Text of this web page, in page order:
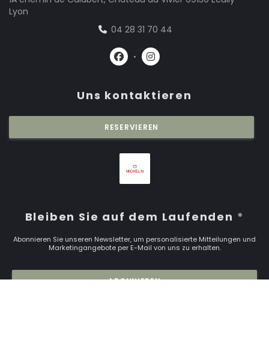
Lyon
04 28 31 70 44
Facebook ((öffnet ein neues
Instagram ((öffnet ein
Uns kontaktieren
RESERVIEREN
Bleiben Sie auf dem Laufenden *
Abonnieren Sie unseren Newsletter, um personalisierte Mitteilungen und
Marketingangebote per E-Mail von uns zu erhalten.
ABONNIEREN